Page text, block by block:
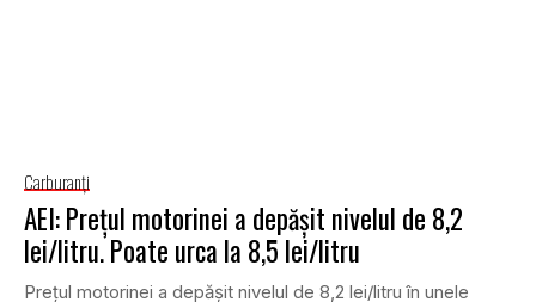
Carburanţi
AEI: Prețul motorinei a depășit nivelul de 8,2
lei/litru. Poate urca la 8,5 lei/litru
Prețul motorinei a depășit nivelul de 8,2 lei/litru în unele